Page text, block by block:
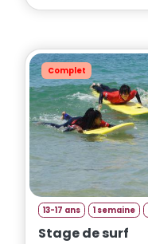
Complet
13-17 ans 1 semaine
Stage de surf